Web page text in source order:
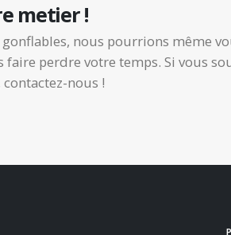
metier !
nous pourrions même
perdre votre temps. Si vous
nous !